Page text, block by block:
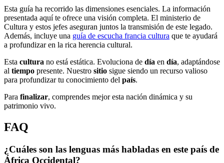
Esta guía ha recorrido las dimensiones esenciales. La información
presentada aquí te ofrece una visión completa. El ministerio de
Cultura y estos jefes aseguran juntos la transmisión de este legado.
Además, incluye una guía de escucha francia cultura que te ayudará
a profundizar en la rica herencia cultural.
Esta cultura no está estática. Evoluciona de día en día, adaptándose
al tiempo presente. Nuestro sitio sigue siendo un recurso valioso
para profundizar tu conocimiento del país.
Para finalizar, comprendes mejor esta nación dinámica y su
patrimonio vivo.
FAQ
¿Cuáles son las lenguas más habladas en este país de
África Occidental?